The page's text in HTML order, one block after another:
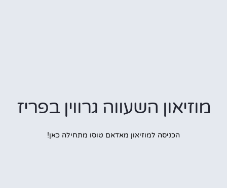
מוזיאון השעווה גרווין בפריז
הכניסה למוזיאון מאדאם טוסו מתחילה כאן!